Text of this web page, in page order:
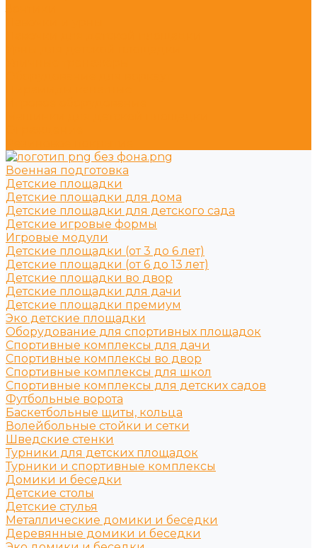
Военная подготовка
Детские площадки
Детские площадки для дома
Детские площадки для детского сада
Детские игровые формы
Игровые модули
Детские площадки (от 3 до 6 лет)
Детские площадки (от 6 до 13 лет)
Детские площадки во двор
Детские площадки для дачи
Детские площадки премиум
Эко детские площадки
Оборудование для спортивных площадок
Спортивные комплексы для дачи
Спортивные комплексы во двор
Спортивные комплексы для школ
Спортивные комплексы для детских садов
Футбольные ворота
Баскетбольные щиты, кольца
Волейбольные стойки и сетки
Шведские стенки
Турники для детских площадок
Турники и спортивные комплексы
Домики и беседки
Детские столы
Детские стулья
Металлические домики и беседки
Деревянные домики и беседки